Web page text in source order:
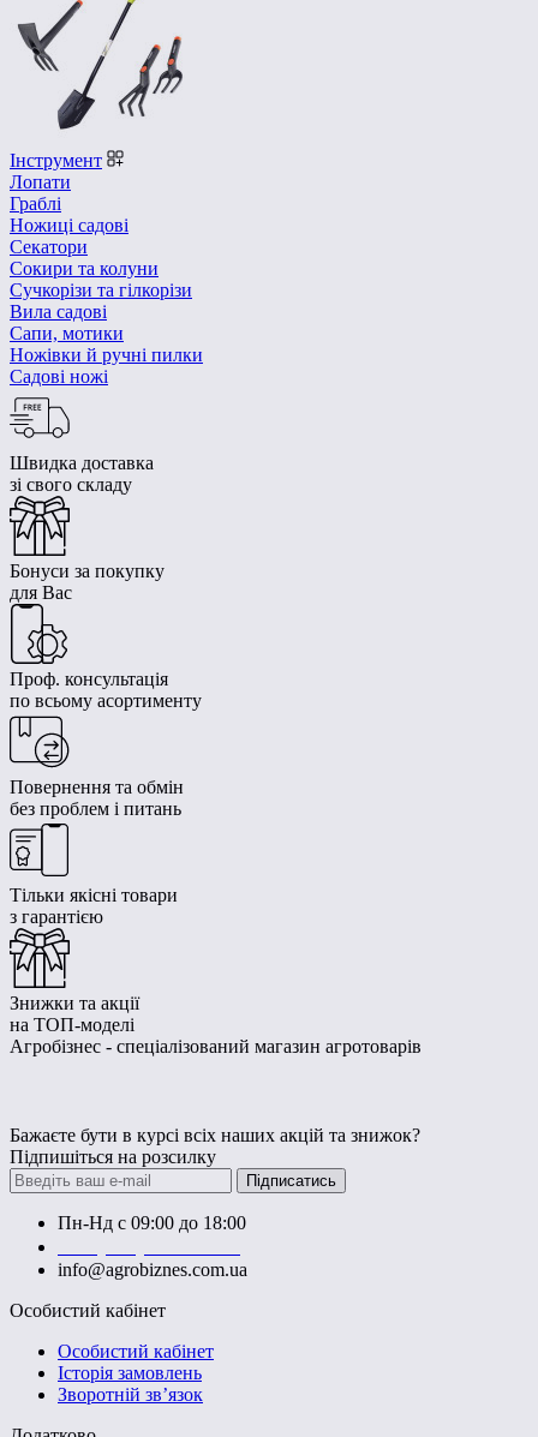
Інструмент
Лопати
Граблі
Ножиці садові
Секатори
Сокири та колуни
Сучкорізи та гілкорізи
Вила садові
Сапи, мотики
Ножівки й ручні пилки
Садові ножі
Швидка доставка
зі свого складу
Бонуси за покупку
для Вас
Проф. консультація
по всьому асортименту
Повернення та обмін
без проблем і питань
Тільки якісні товари
з гарантією
Знижки та акції
на ТОП-моделі
Агробізнес - спеціалізований магазин агротоварів
Бажаєте бути в курсі всіх наших акцій та знижок?
Підпишіться на розсилку
Підписатись
Пн-Нд с 09:00 до 18:00
info@agrobiznes.com.ua
Особистий кабінет
Особистий кабінет
Історія замовлень
Зворотній зв’язок